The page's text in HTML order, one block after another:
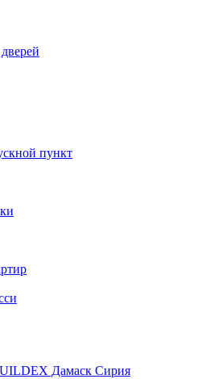
пункт
Дамаск Сирия